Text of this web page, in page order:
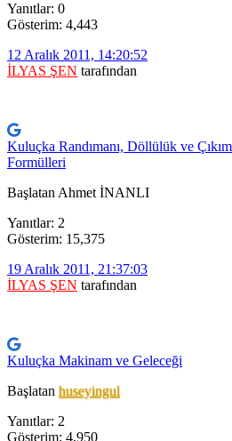
Yanıtlar: 0
Gösterim: 4,443
12 Aralık 2011, 14:20:52
İLYAS ŞEN tarafından
Kuluçka Randımanı, Döllülük ve
Formülleri
Başlatan Ahmet İNANLI
Yanıtlar: 2
Gösterim: 15,375
19 Aralık 2011, 21:37:03
İLYAS ŞEN tarafından
Kuluçka Makinam ve Geleceği
Başlatan huseyingul
Yanıtlar: 2
Gösterim: 4,950